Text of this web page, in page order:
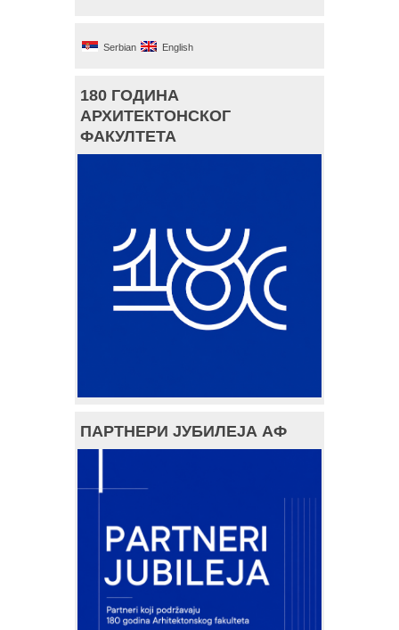
Serbian English
180 ГОДИНА
АРХИТЕКТОНСКОГ
ФАКУЛТЕТА
ПАРТНЕРИ ЈУБИЛЕЈА АФ